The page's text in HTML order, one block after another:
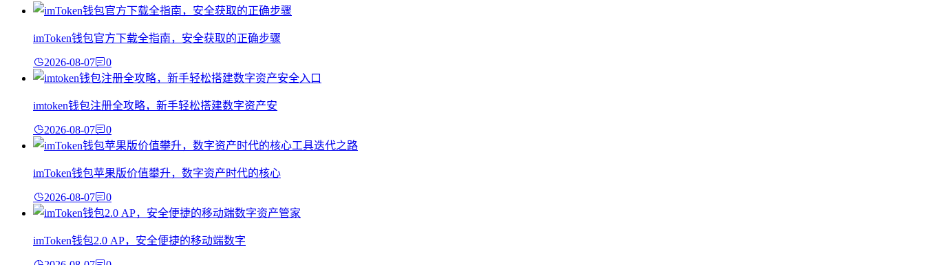
imToken钱包官方下载全指南，安全获取的正确步骤
2026-08-07 0
imtoken钱包注册全攻略，新手轻松搭建数字资产安
2026-08-07 0
imToken钱包苹果版价值攀升，数字资产时代的核心
2026-08-07 0
imToken钱包2.0 AP，安全便捷的移动端数字